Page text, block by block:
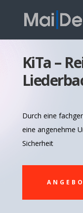
KiTa –
Durch eine
eine angenehme
Sicherheit